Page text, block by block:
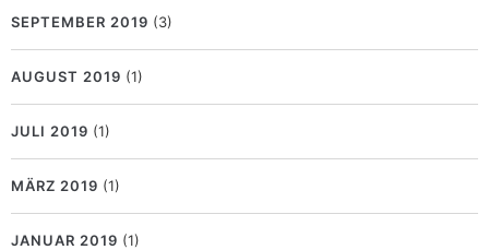
SEPTEMBER 2019 (3)
AUGUST 2019 (1)
JULI 2019 (1)
MÄRZ 2019 (1)
JANUAR 2019 (1)